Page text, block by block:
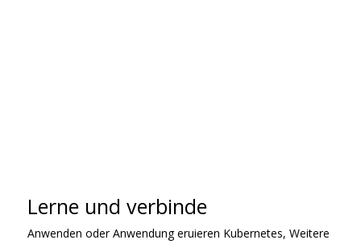
Lerne und verbinde
Anwenden oder Anwendung eruieren Kubernetes, Weitere